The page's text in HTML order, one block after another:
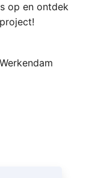
op en ontdek